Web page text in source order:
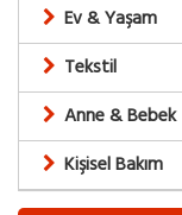
Ev & Yaşam
Tekstil
Anne & Bebek
Kişisel Bakım